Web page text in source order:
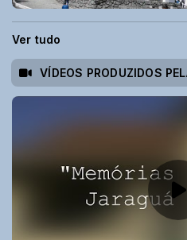
Ver tudo
VÍDEOS PRODUZIDOS PELA